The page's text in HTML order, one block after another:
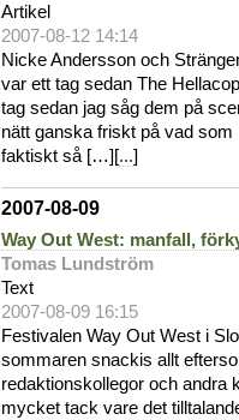
Artikel
2007-08-12 14:14
Nicke Andersson och
var ett tag sedan The
tag sedan jag såg dem på
nätt ganska friskt på vad
faktiskt så […][...]
2007-08-09
Way Out West: manfall,
Tomas Lundström
Text
2007-08-09 16:15
Festivalen Way Out West i
sommaren snackis allt
redaktionskollegor och andra
mycket tack vare det